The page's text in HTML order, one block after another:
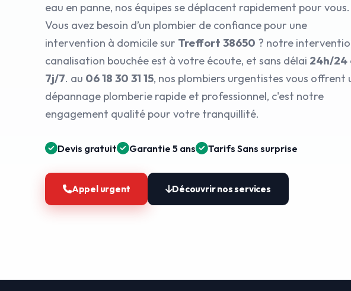
eau en panne, nos équipes se déplacent rapidement pour vous.
Vous avez besoin d’un plombier de confiance pour une
intervention à domicile sur Treffort 38650 ? notre
canalisation bouchée est à votre écoute, et sans délai 24h/24
7j/7. au 06 18 30 31 15, nos plombiers urgentistes vous offrent
dépannage plomberie rapide et professionnel, c'est notre
engagement qualité pour votre tranquillité.
Devis gratuit Garantie 5 ans Tarifs Sans surprise
Appel urgent Découvrir nos services